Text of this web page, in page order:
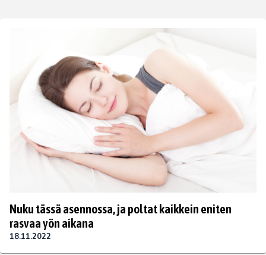
Nuku tässä asennossa, ja poltat kaikkein eniten
rasvaa yön aikana
18.11.2022